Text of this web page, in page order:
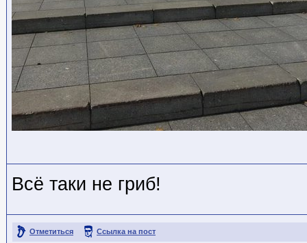
Всё таки не гриб!
Отметиться Ссылка на пост